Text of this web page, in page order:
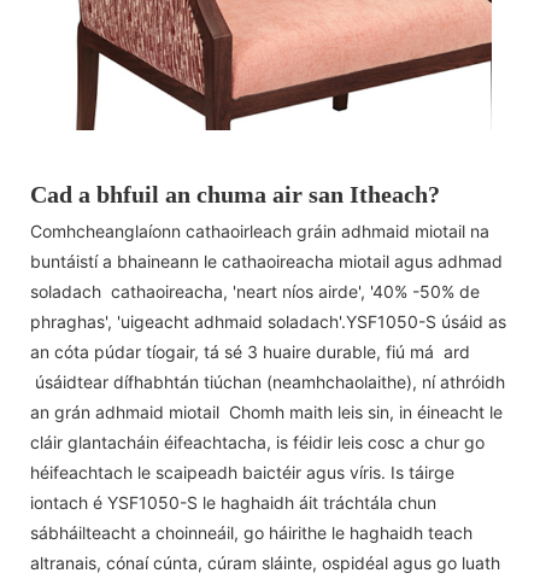
Cad a bhfuil an chuma air san Itheach?
Comhcheanglaíonn cathaoirleach gráin adhmaid miotail na
buntáistí a bhaineann le cathaoireacha miotail agus adhmad
soladach cathaoireacha, 'neart níos airde', '40% -50% de
phraghas', 'uigeacht adhmaid soladach'.YSF1050-S úsáid as
an cóta púdar tíogair, tá sé 3 huaire durable, fiú má ard
úsáidtear dífhabhtán tiúchan (neamhchaolaithe), ní athróidh
an grán adhmaid miotail Chomh maith leis sin, in éineacht le
cláir glantacháin éifeachtacha, is féidir leis cosc ​​a chur go
héifeachtach le scaipeadh baictéir agus víris. Is táirge
iontach é YSF1050-S le haghaidh áit tráchtála chun
sábháilteacht a choinneáil, go háirithe le haghaidh teach
altranais, cónaí cúnta, cúram sláinte, ospidéal agus go luath